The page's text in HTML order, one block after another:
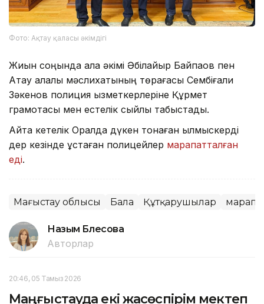
Фото: Ақтау қаласы әкімдігі
Жиын соңында қала әкімі Әбілқайыр Байпақов пен
Ақтау қалалық мәслихатының төрағасы Сембіғали
Зәкенов полиция қызметкерлеріне Құрмет
грамотасы мен естелік сыйлық табыстады.
Айта кетелік Оралда дүкен тонаған қылмыскерді
дер кезінде ұстаған полицейлер марапатталған
еді.
Маңғыстау облысы Бала Құтқарушылар
Назым Бөлесова
Авторлар
20:46, 05 Тамыз 2026
Маңғыстауда екі жасөспірім мектеп